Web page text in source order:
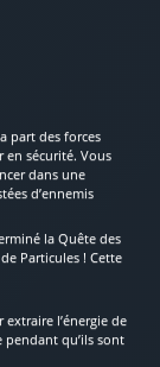
part des forces
en sécurité. Vous
dans une
d’ennemis
la Quête des
Particules ! Cette
l’énergie de
pendant qu’ils sont